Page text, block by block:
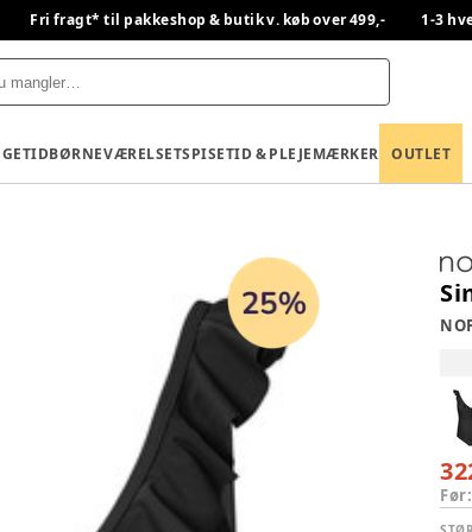
Fri fragt* til pakkeshop & butik v. køb over 499,- 1-3
BØRNEVÆRELSETSPISETID & PLEJEMÆRKER OUTLET
Før: